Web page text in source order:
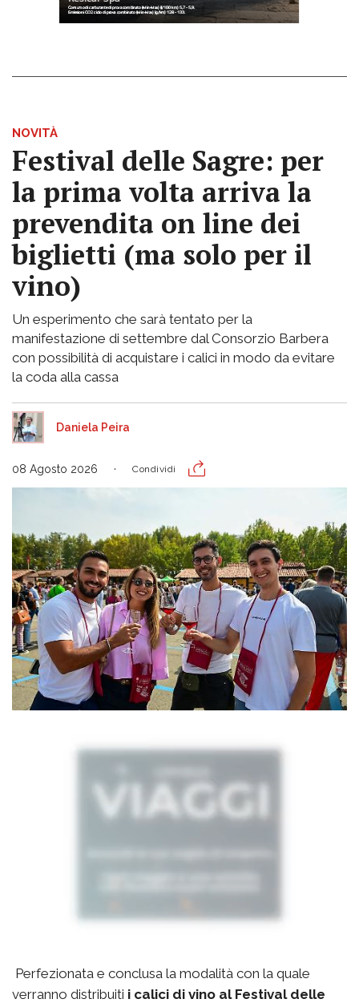
NOVITÀ
Festival delle Sagre: per
la prima volta arriva la
prevendita on line dei
biglietti (ma solo per il
vino)
Un esperimento che sarà tentato per la
manifestazione di settembre dal Consorzio Barbera
con possibilità di acquistare i calici in modo da evitare
la coda alla cassa
Daniela Peira
08 Agosto 2026 Condividi
Perfezionata e conclusa la modalità con la quale
verranno distribuiti i calici di vino al Festival delle